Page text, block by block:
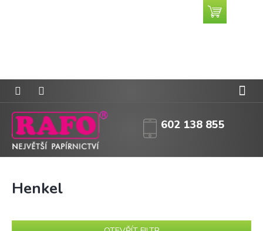
602 138 855
Nákupní
košík
Henkel